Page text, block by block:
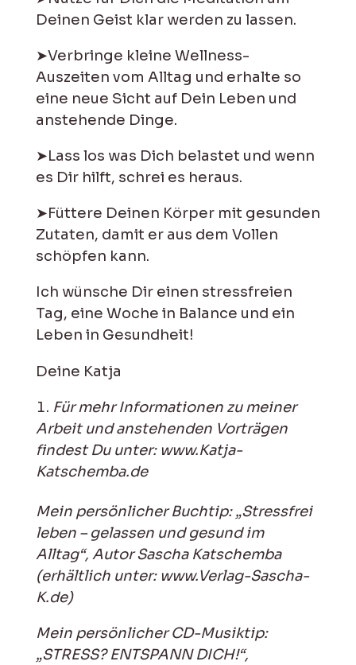
Deinen Geist klar werden zu lassen.
➤Verbringe kleine Wellness-
Auszeiten vom Alltag und erhalte so
eine neue Sicht auf Dein Leben und
anstehende Dinge.
➤Lass los was Dich belastet und wenn
es Dir hilft, schrei es heraus.
➤Füttere Deinen Körper mit gesunden
Zutaten, damit er aus dem Vollen
schöpfen kann.
Ich wünsche Dir einen stressfreien
Tag, eine Woche in Balance und ein
Leben in Gesundheit!
Deine Katja
Für mehr Informationen zu meiner
Arbeit und anstehenden Vorträgen
findest Du unter: www.Katja-
Katschemba.de
Mein persönlicher Buchtip: „Stressfrei
leben – gelassen und gesund im
Alltag“, Autor Sascha Katschemba
(erhältlich unter: www.Verlag-Sascha-
K.de)
Mein persönlicher CD-Musiktip:
„STRESS? ENTSPANN DICH!“,